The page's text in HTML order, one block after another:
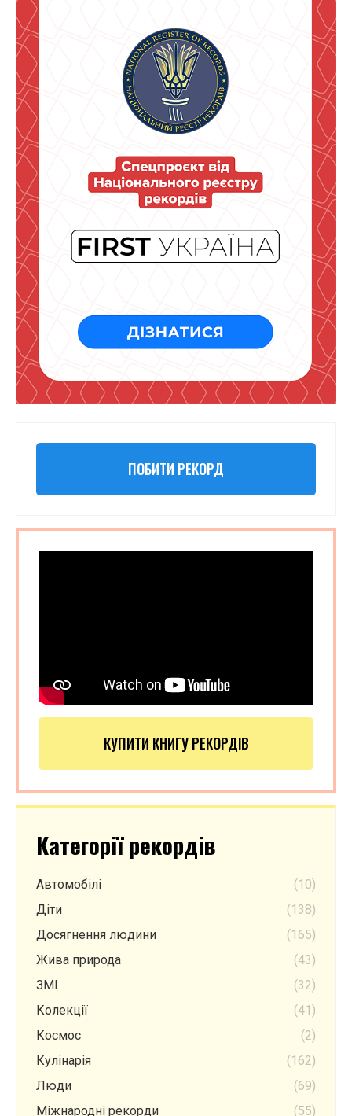
ПОБИТИ РЕКОРД
КУПИТИ КНИГУ РЕКОРДІВ
Категорії рекордів
Автомобілі
(10)
Діти
(138)
Досягнення людини
(165)
Жива природа
(43)
ЗМІ
(32)
Колекції
(41)
Космос
(2)
Кулінарія
(162)
Люди
(69)
Міжнародні рекорди
(55)